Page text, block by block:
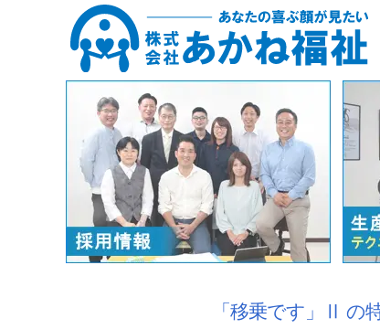
「移乗です」Ⅱ の